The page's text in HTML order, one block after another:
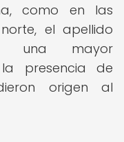
como en las
el apellido
una mayor
presencia de
origen al